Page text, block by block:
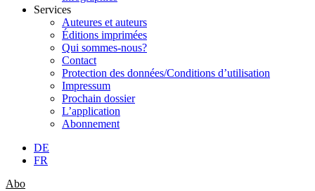
Services
Auteures et auteurs
Éditions imprimées
Qui sommes-nous?
Contact
Protection des données/Conditions d’utilisation
Impressum
Prochain dossier
L’application
Abonnement
DE
FR
Abo